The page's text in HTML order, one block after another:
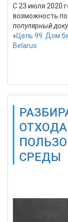
С 23 июля 2020
возможность
популярный
«Цель 99. Дом
Belarus
СРЕДЫ
Также